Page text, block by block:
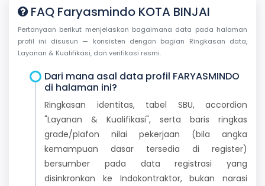
FAQ Faryasmindo KOTA BINJAI
Pertanyaan berikut menjelaskan bagaimana data pada halaman
profil ini disusun — konsisten dengan bagian Ringkasan data,
Layanan & Kualifikasi, dan verifikasi resmi.
Dari mana asal data profil FARYASMINDO
di halaman ini?
Ringkasan identitas, tabel SBU, accordion
"Layanan & Kualifikasi", serta baris ringkas
grade/plafon nilai pekerjaan (bila angka
kemampuan dasar tersedia di register)
bersumber pada data registrasi yang
disinkronkan ke Indokontraktor, bukan narasi